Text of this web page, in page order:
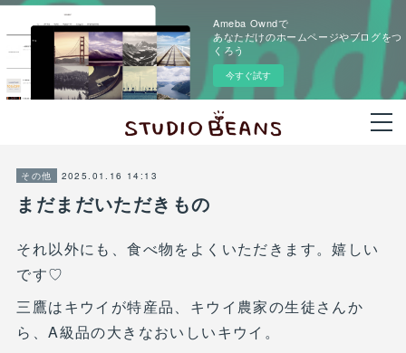
Ameba Owndで
あなただけのホームページやブログをつ
くろう
今すぐ試す
その他 2025.01.16 14:13
まだまだいただきもの
それ以外にも、食べ物をよくいただきます。嬉しい
です♡
三鷹はキウイが特産品、キウイ農家の生徒さんか
ら、A級品の大きなおいしいキウイ。